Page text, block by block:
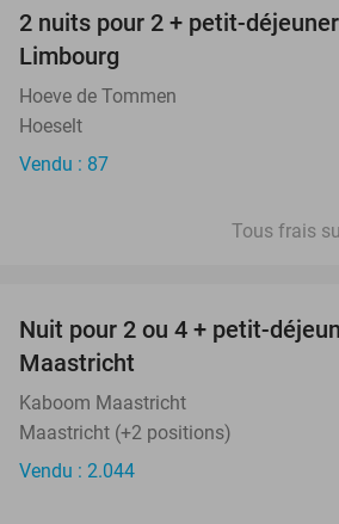
2 nuits pour 2 + petit-
Limbourg
Hoeve de Tommen
Hoeselt
Vendu : 87
Tous frais
Nuit pour 2 ou 4 + petit-
Maastricht
Kaboom Maastricht
Maastricht (+2 positions)
Vendu : 2.044